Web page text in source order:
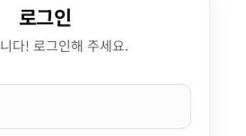
로그인
다! 로그인해 주세요.